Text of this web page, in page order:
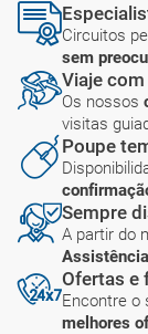
Circuitos
sem
Viaje
Os nossos
visitas
Poupe
Sempre
A partir do
Ofertas e
Encontre o
melhores